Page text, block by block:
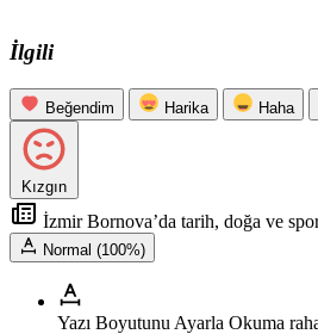
İlgili
Beğendim Harika Haha
Kızgın
İzmir Bornova’da tarih, doğa ve
Normal (100%)
Yazı Boyutunu Ayarla Okuma